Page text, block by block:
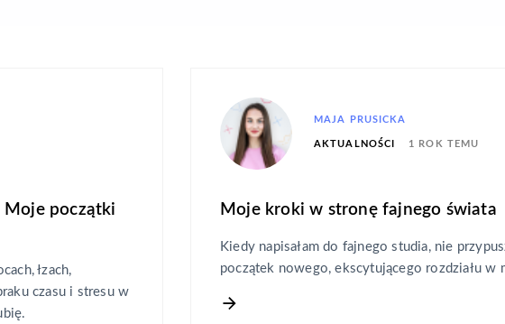
Moje początki
łzach,
czasu i stresu w
MAJA PRUSICKA
AKTUALNOŚCI 1 ROK TEMU
Moje kroki w stronę fajnego świata
Kiedy napisałam do fajnego studia, nie
początek nowego, ekscytującego rozdziału w